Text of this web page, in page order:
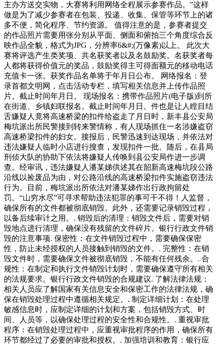
主办方送交实物，大赛将利用网络全程展示参赛作品。”这样
做是为了减少参赛者在包装、投递、收集、保管等环节上的诸
多不便，简化程序、节约资源。 值得注意的是，参赛者提交
的作品照片需要用张分别从平面、侧面和俯拍三个角度综合反
映作品全貌，格式为JPG，分辨率6&#;(万像素)以上。 此次大
赛将评选产生类奖项、共名获奖者以及名鼓励奖。名获奖者每
人都将获得价值元的奖品，鼓励奖得主可得面额元的移动电话
充值卡一张。获奖作品名单将于年月日公布。 网络报名：登
录首都文明网，点击活动专栏，填写相关信息并上传作品照
片。截止时间年月日。 现场报名：携带作品照片(电子版)到所
在街道、乡镇妇联报名。截止时间年月日。件也是让人瞠目结
舌嫌疑人竟将高速桥梁的扣件给盗走了月日时，新丰县公安局
梅坑派出所民警接到转来警情称，有人现场抓住一名涉嫌盗窃
高速桥梁扣件的妇女。接报后，民警迅速到达现场，并依法对
违法嫌疑人临时小店进行搜查，发现扣件一批。随后，在县局
刑侦大队的协助下依法将嫌疑人传唤到县公安局作进一步调
查。经审讯，违法嫌疑人潘某娣供述其在韶新高速梅坑段公路
沿线以捡废品为由，对公路沿线的高速桥梁扣件实施盗窃违法
行为。目前，梅坑派出所依法对潘某娣作出行政拘留处
罚。“山穷水尽”可寻求帮助违法犯罪的事可干不得！人监督，
确保所有的文件都被彻底销毁。此外，还需要记录销毁过程，
以备后续审计之用。. 销毁后的清理：销毁文件后，需要对销
毁地点进行清理，确保没有残留的文件碎片。银行行政文件销
毁的注意事项. 保密性：在文件销毁过程中，需要确保保密
性，防止未经授权的人员接触到销毁的文件。. 完整性：在销
毁文件时，需要确保文件被彻底销毁，不能有任何残余。. 合
规性：在制定和执行文件销毁计划时，需要确保遵守所有相关
的法规要求。银行行政文件销毁的合规建议. 了解法律法规：
相关人员应了解国家有关信息安全和保密工作的法律法规，确
保在销毁处理过程中遵循相关规定。. 制定详细计划：在处理
敏感信息时，应制定详细的计划和方案，包括销毁方式、时
间、人员等，以确保处理过程的安全性和合规性。. 重视审批
程序：在销毁处理过程中，应重视审批程序的作用，确保所有
环节都经过了必要的审批和授权。. 加强培训和教育：银行应